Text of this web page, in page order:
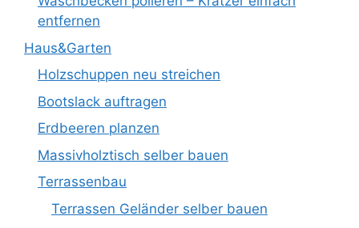
entfernen
Haus&Garten
Holzschuppen neu streichen
Bootslack auftragen
Erdbeeren planzen
Massivholztisch selber bauen
Terrassenbau
Terrassen Geländer selber bauen